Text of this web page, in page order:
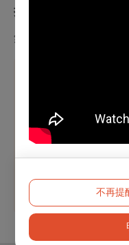
不再提
折扣方案
無
※本節目為親子節目
票券禁止轉售。
233，張小姐。